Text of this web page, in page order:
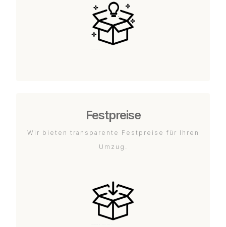
Festpreise
Wir bieten transparente Festpreise für Ihren
Umzug.